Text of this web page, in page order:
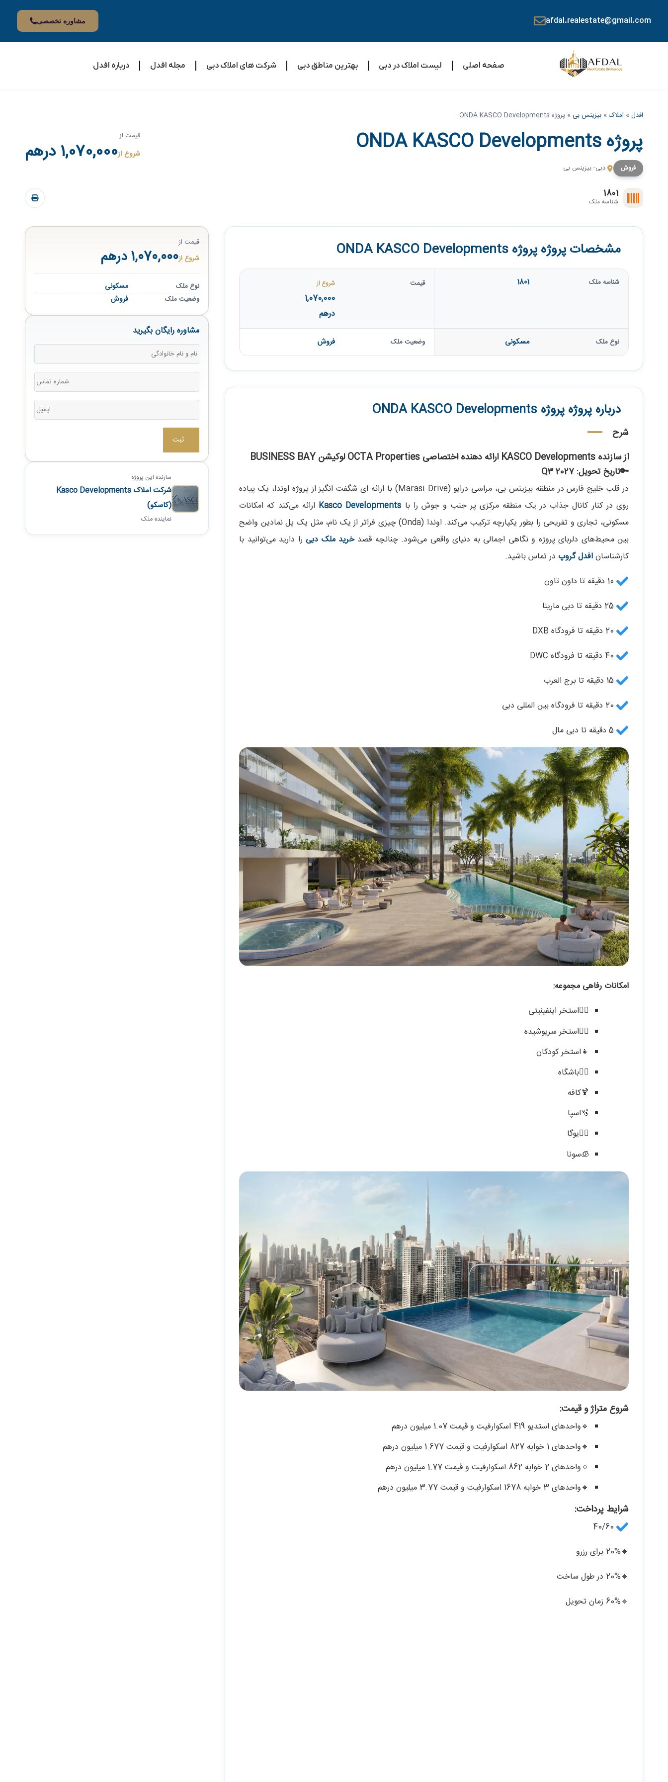
afdal.realestate@gmail.com مشاوره تخصصی
صفحه اصلی لیست املاک در دبی بهترین مناطق دبی شرکت های املاک دبی مجله افدل درباره افدل
افدل» املاک» بیزینس بی » پروژه ONDA KASCO Developments
پروژه ONDA KASCO Developments
فروش دبی- بیزینس بی
قیمت از
شروع از1,070,000 درهم
1801
شناسه ملک
مشخصات پروژه پروژه ONDA KASCO Developments
شناسه ملک 1801 قیمت شروع از
1,070,000
درهم
نوع ملک مسکونی وضعیت ملک فروش
درباره پروژه پروژه ONDA KASCO Developments
شرح
از سازنده KASCO Developments ارائه دهنده اختصاصی OCTA Properties لوکیشن BUSINESS BAY
🔑تاریخ تحویل: Q3 2027
در قلب خلیج فارس در منطقه بیزینس بی، مراسی درایو (Marasi Drive) با ارائه ای شگفت انگیز از پروژه اوندا، یک پیاده
روی در کنار کانال جذاب در یک منطقه مرکزی پر جنب و جوش را با Kasco Developments ارائه می‌کند که امکانات
مسکونی، تجاری و تفریحی را بطور یکپارچه ترکیب می‌کند. اوندا (Onda) چیزی فراتر از یک نام، مثل یک پل نمادین واضح
بین محیط‌های دلربای پروژه و نگاهی اجمالی به دنیای واقعی می‌شود. چنانچه قصدخرید ملک دبی را دارید می‌توانید با
کارشناسانافدل گروپ در تماس باشید.
امکانات رفاهی مجموعه:
🏊‍♂️استخر اینفینیتی
🏊‍♂️استخر سرپوشیده
👧استخر کودکان
🏋️‍♂️باشگاه
🍹کافه
🫧اسپا
🧘‍♀️یوگا
🧊سونا
شروع متراژ و قیمت:
🔹واحدهای استدیو 419 اسکوارفیت و قیمت 1.07 میلیون درهم
🔹واحدهای 1 خوابه 827 اسکوارفیت و قیمت 1.677 میلیون درهم
🔹واحدهای 2 خوابه 862 اسکوارفیت و قیمت 1.77 میلیون درهم
🔹واحدهای 3 خوابه 1678 اسکوارفیت و قیمت 3.77 میلیون درهم
شرایط پرداخت:
🔸20% برای رزرو
🔸20% در طول ساخت
🔸60% زمان تحویل
قیمت از
شروع از1,070,000 درهم
نوع ملک مسکونی
وضعیت ملک فروش
مشاوره رایگان بگیرید
سازنده این پروژه
شرکت املاک Kasco Developments
(کاسکو)
نماینده ملک